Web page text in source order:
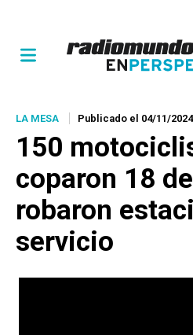
LA MESA Publicado el 04/11/2024
150
coparon 18
robaron
servicio